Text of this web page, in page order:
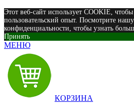
Этот веб-сайт использует COOKIE,
пользовательский опыт. Посмотрите
конфиденциальности, чтобы узнать
Принять
МЕНЮ
КОРЗИНА